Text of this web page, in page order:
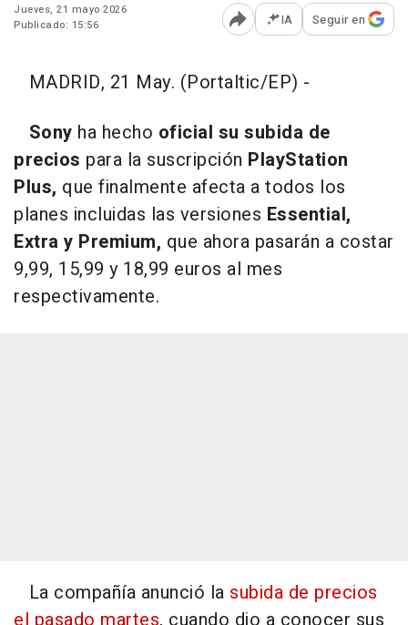
Jueves, 21 mayo 2026
Publicado: 15:56
Abrir opciones para
IA Seguir en
MADRID, 21 May. (Portaltic/EP) -
Sony ha hecho oficial su subida de
precios para la suscripción PlayStation
Plus, que finalmente afecta a todos los
planes incluidas las versiones Essential,
Extra y Premium, que ahora pasarán a costar
9,99, 15,99 y 18,99 euros al mes
respectivamente.
La compañía anunció la subida de precios